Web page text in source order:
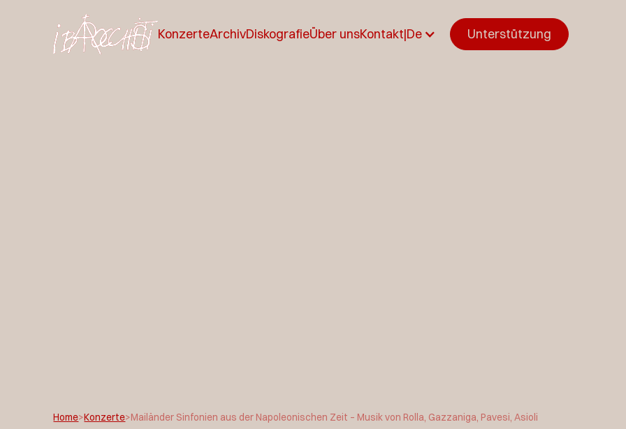
KonzerteArchivDiskografieÜber unsKontakt|De Unterstützung
Home>Konzerte>Mailänder Sinfonien aus der Napoleonischen Zeit – Musik von Rolla, Gazzaniga, Pavesi, Asioli